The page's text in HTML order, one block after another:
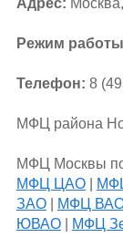
Адрес:
Режим
Телефон: 8
МФЦ района
МФЦ Москвы
МФЦ ЦАО|
ЗАО| МФЦ
ЮВАО| МФЦ